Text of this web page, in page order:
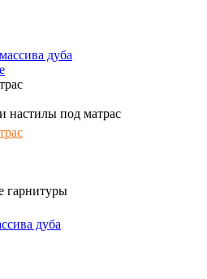
дуба
настилы под матрас
гарнитуры
дуба